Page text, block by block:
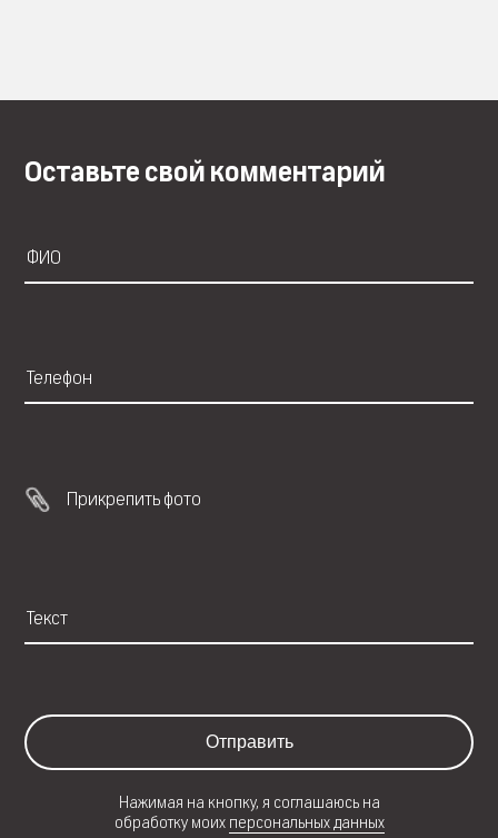
Оставьте свой комментарий
Прикрепить фото
Отправить
Нажимая на кнопку, я соглашаюсь на
обработку моих персональных данных